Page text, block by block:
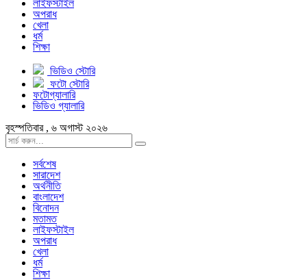
লাইফস্টাইল
অপরাধ
খেলা
ধর্ম
শিক্ষা
ভিডিও স্টোরি
ফটো স্টোরি
ফটোগ্যালারি
ভিডিও গ্যালারি
বৃহস্পতিবার , ৬ অগাস্ট ২০২৬
সর্বশেষ
সারাদেশ
অর্থনীতি
বাংলাদেশ
বিনোদন
মতামত
লাইফস্টাইল
অপরাধ
খেলা
ধর্ম
শিক্ষা